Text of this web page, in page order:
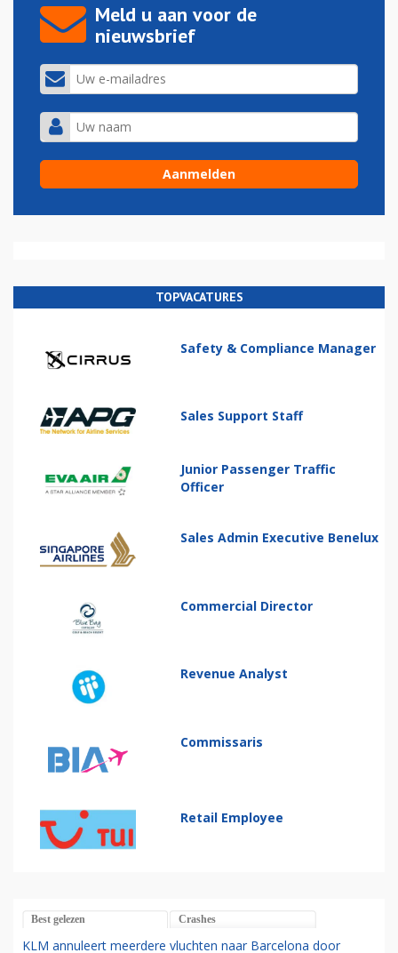
Meld u aan voor de
nieuwsbrief
TOPVACATURES
Safety & Compliance Manager
Sales Support Staff
Junior Passenger Traffic
Officer
Sales Admin Executive Benelux
Commercial Director
Revenue Analyst
Commissaris
Retail Employee
Best gelezen Crashes
KLM annuleert meerdere vluchten naar Barcelona door